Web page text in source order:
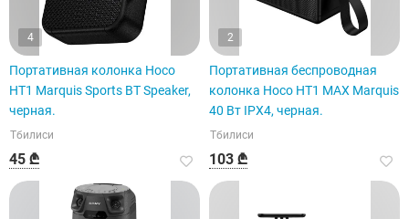
4
Портативная колонка Hoco
HT1 Marquis Sports BT Speaker,
черная.
Тбилиси
45 ₾
2
Портативная беспроводная
колонка Hoco HT1 MAX Marquis
40 Вт IPX4, черная.
Тбилиси
103 ₾